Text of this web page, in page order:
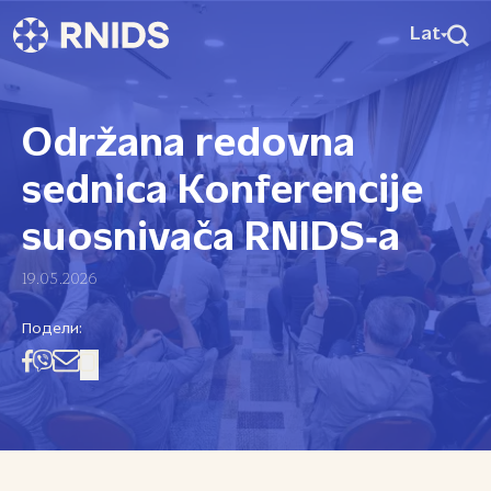
Lat
Održana redovna
sednica Konferencije
suosnivača RNIDS‑a
19.05.2026
Подели: